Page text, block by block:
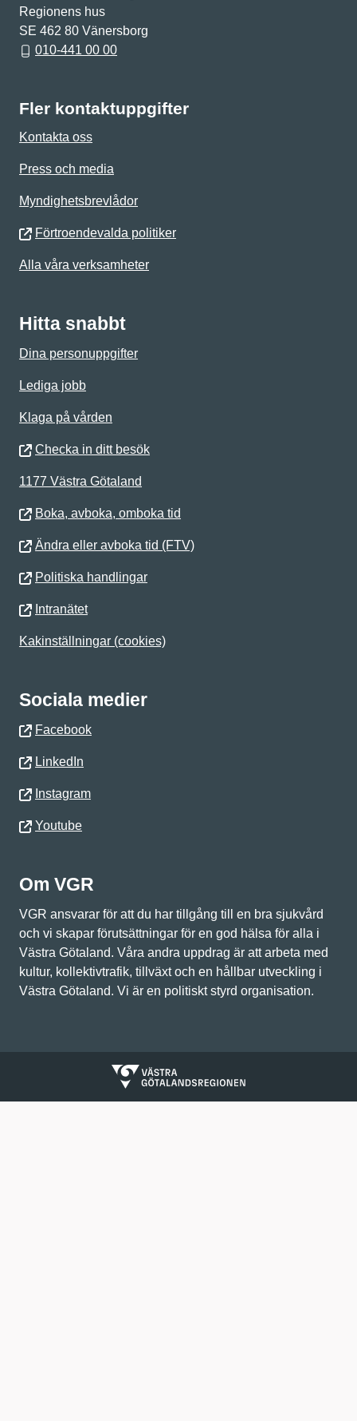
Regionens hus
SE 462 80 Vänersborg
010-441 00 00
Fler kontaktuppgifter
Kontakta oss
Press och media
Myndighetsbrevlådor
Förtroendevalda politiker
Alla våra verksamheter
Hitta snabbt
Dina personuppgifter
Lediga jobb
Klaga på vården
Checka in ditt besök
1177 Västra Götaland
Boka, avboka, omboka tid
Ändra eller avboka tid (FTV)
Politiska handlingar
Intranätet
Kakinställningar (cookies)
Sociala medier
Facebook
LinkedIn
Instagram
Youtube
Om VGR
VGR ansvarar för att du har tillgång till en bra sjukvård
och vi skapar förutsättningar för en god hälsa för alla i
Västra Götaland. Våra andra uppdrag är att arbeta med
kultur, kollektivtrafik, tillväxt och en hållbar utveckling i
Västra Götaland. Vi är en politiskt styrd organisation.